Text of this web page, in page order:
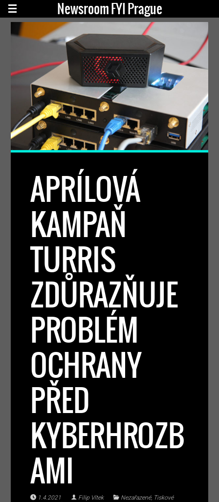
Newsroom FYI Prague
APRÍLOVÁ
KAMPAŇ
TURRIS
ZDŮRAZŇUJE
PROBLÉM
OCHRANY
PŘED
KYBERHROZB
AMI
1.4.2021 Filip Vítek Nezařazené, Tiskové